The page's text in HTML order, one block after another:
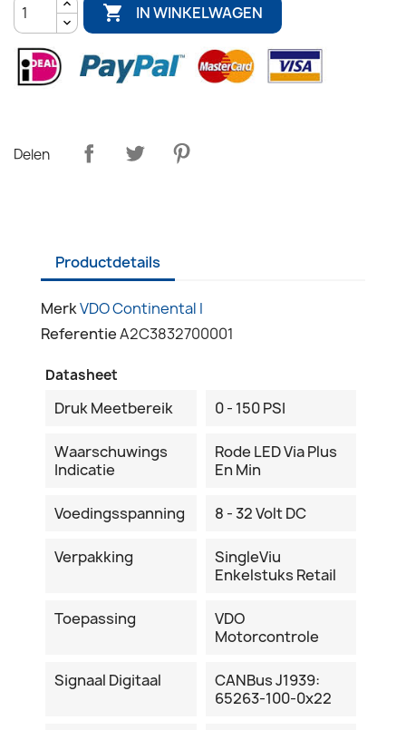
 IN WINKELWAGEN
Delen
Productdetails
MerkVDO Continental I
ReferentieA2C3832700001
Datasheet
Druk Meetbereik 0 - 150 PSI
Waarschuwings
Indicatie
Rode LED Via Plus
En Min
Voedingsspanning 8 - 32 Volt DC
Verpakking
SingleViu
Enkelstuks Retail
Toepassing
VDO
Motorcontrole
Signaal Digitaal
CANBus J1939:
65263-100-0x22